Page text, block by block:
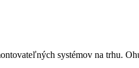
systémov na trhu.